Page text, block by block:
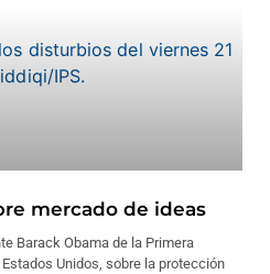
mercado de ideas
Barack Obama de la Primera
Unidos, sobre la protección